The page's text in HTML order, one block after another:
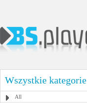
Wszystkie kategorie
All